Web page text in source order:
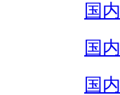
国
国
国